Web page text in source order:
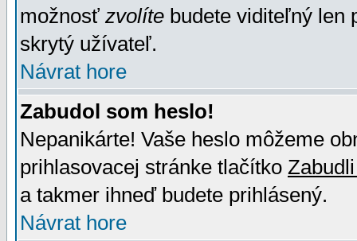
možnosť zvolíte budete viditeľný len
skrytý užívateľ.
Návrat hore
Zabudol som heslo!
Nepanikárte! Vaše heslo môžeme
prihlasovacej stránke tlačítko
a takmer ihneď budete prihlásený.
Návrat hore